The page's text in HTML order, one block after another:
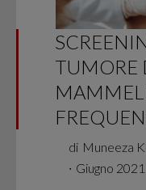
TUMORE
di Muneeza
∙ Giugno 2021